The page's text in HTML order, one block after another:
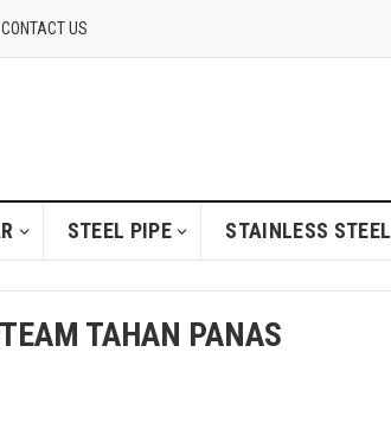
CONTACT US
STEEL PIPE STAINLESS STEEL
TAHAN PANAS